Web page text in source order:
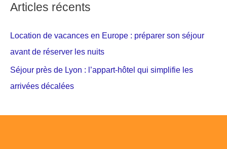
Articles récents
Location de vacances en Europe : préparer son séjour
avant de réserver les nuits
Séjour près de Lyon : l’appart-hôtel qui simplifie les
arrivées décalées